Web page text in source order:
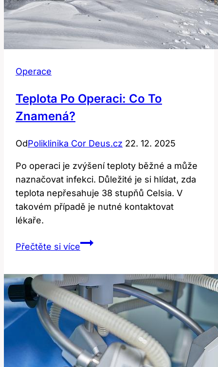
Operace
Teplota Po Operaci: Co To
Znamená?
OdPoliklinika Cor Deus.cz 22. 12. 2025
Po operaci je zvýšení teploty běžné a může
naznačovat infekci. Důležité je si hlídat, zda
teplota nepřesahuje 38 stupňů Celsia. V
takovém případě je nutné kontaktovat
lékaře.
Přečtěte si víceTeplota
Co
to
znamená?